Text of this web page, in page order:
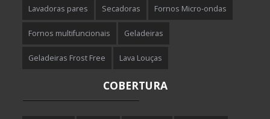
Lavadoras pares Secadoras Fornos Micro-ondas
Fornos multifuncionais Geladeiras
Geladeiras Frost Free Lava Louças
COBERTURA